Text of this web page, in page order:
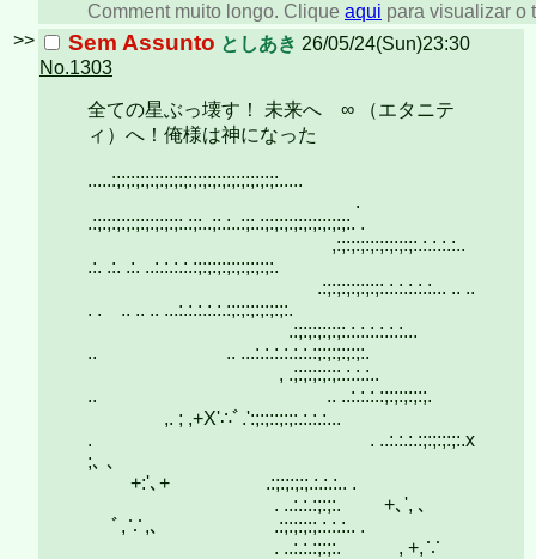
Comment muito longo. Clique aqui para visualizar o
>>
Sem Assunto としあき 26/05/24(Sun)23:30
No.1303
全ての星ぶっ壊す！ 未来へ ∞ （エタニテ
ィ）へ！俺様は神になった
.....:;:;:;:;:;:;:;:;:;:;:;:;:;:;:;:;:;:.....
.
.:;:;:;:;:;:;:;:;:;:.:;:..;:.:..:;:.:;:;:;:;:;:;:;:;:;:. .
,:;:;:;:;:;:;:;:;:.:.:.:.:..
.:. .:. .:. ..:.:.:.:.:;:;:;:;:;:;:;:;:.
.:;:;:;:;:;:;:.:.:.:.:.:... .. ..
. . .. .. .. ...:.:.:.:.:.:;:;:;:;:;:;:.
.:;:;:;:;:;:.:.:.:.:.:.:...
.. .. ...:.:.:.:.:.:.:;:;:;:;:;:.
, .;:;:;:;:;:.:.:.:..
.. .. ..:.:.:.:;:;:;:;:;.
,. ; ,+X'∴ﾞ.':;:;::;:;:.:.:.:...
. . ..:.:.:.:;:;:;:;:.x
;､ 、
+:'､+ .:;:;:;:;.:.:.:.. .
. ..:.:.:;:;:. +､', ､
ﾞ,∵,､ .:;:;:;:;.:.:.:.. .
. ..:.:.:;:;:. , +,∵